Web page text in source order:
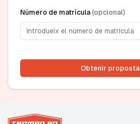
Número de matrícula (opcional)
Obtenir proposta